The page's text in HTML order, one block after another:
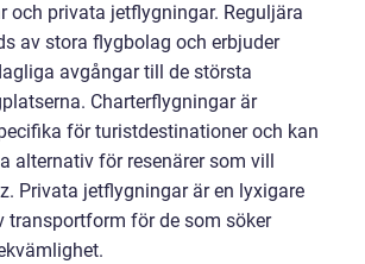
och privata jetflygningar. Reguljära
av stora flygbolag och erbjuder
avgångar till de största
Charterflygningar är
för turistdestinationer och kan
alternativ för resenärer som vill
Privata jetflygningar är en lyxigare
transportform för de som söker